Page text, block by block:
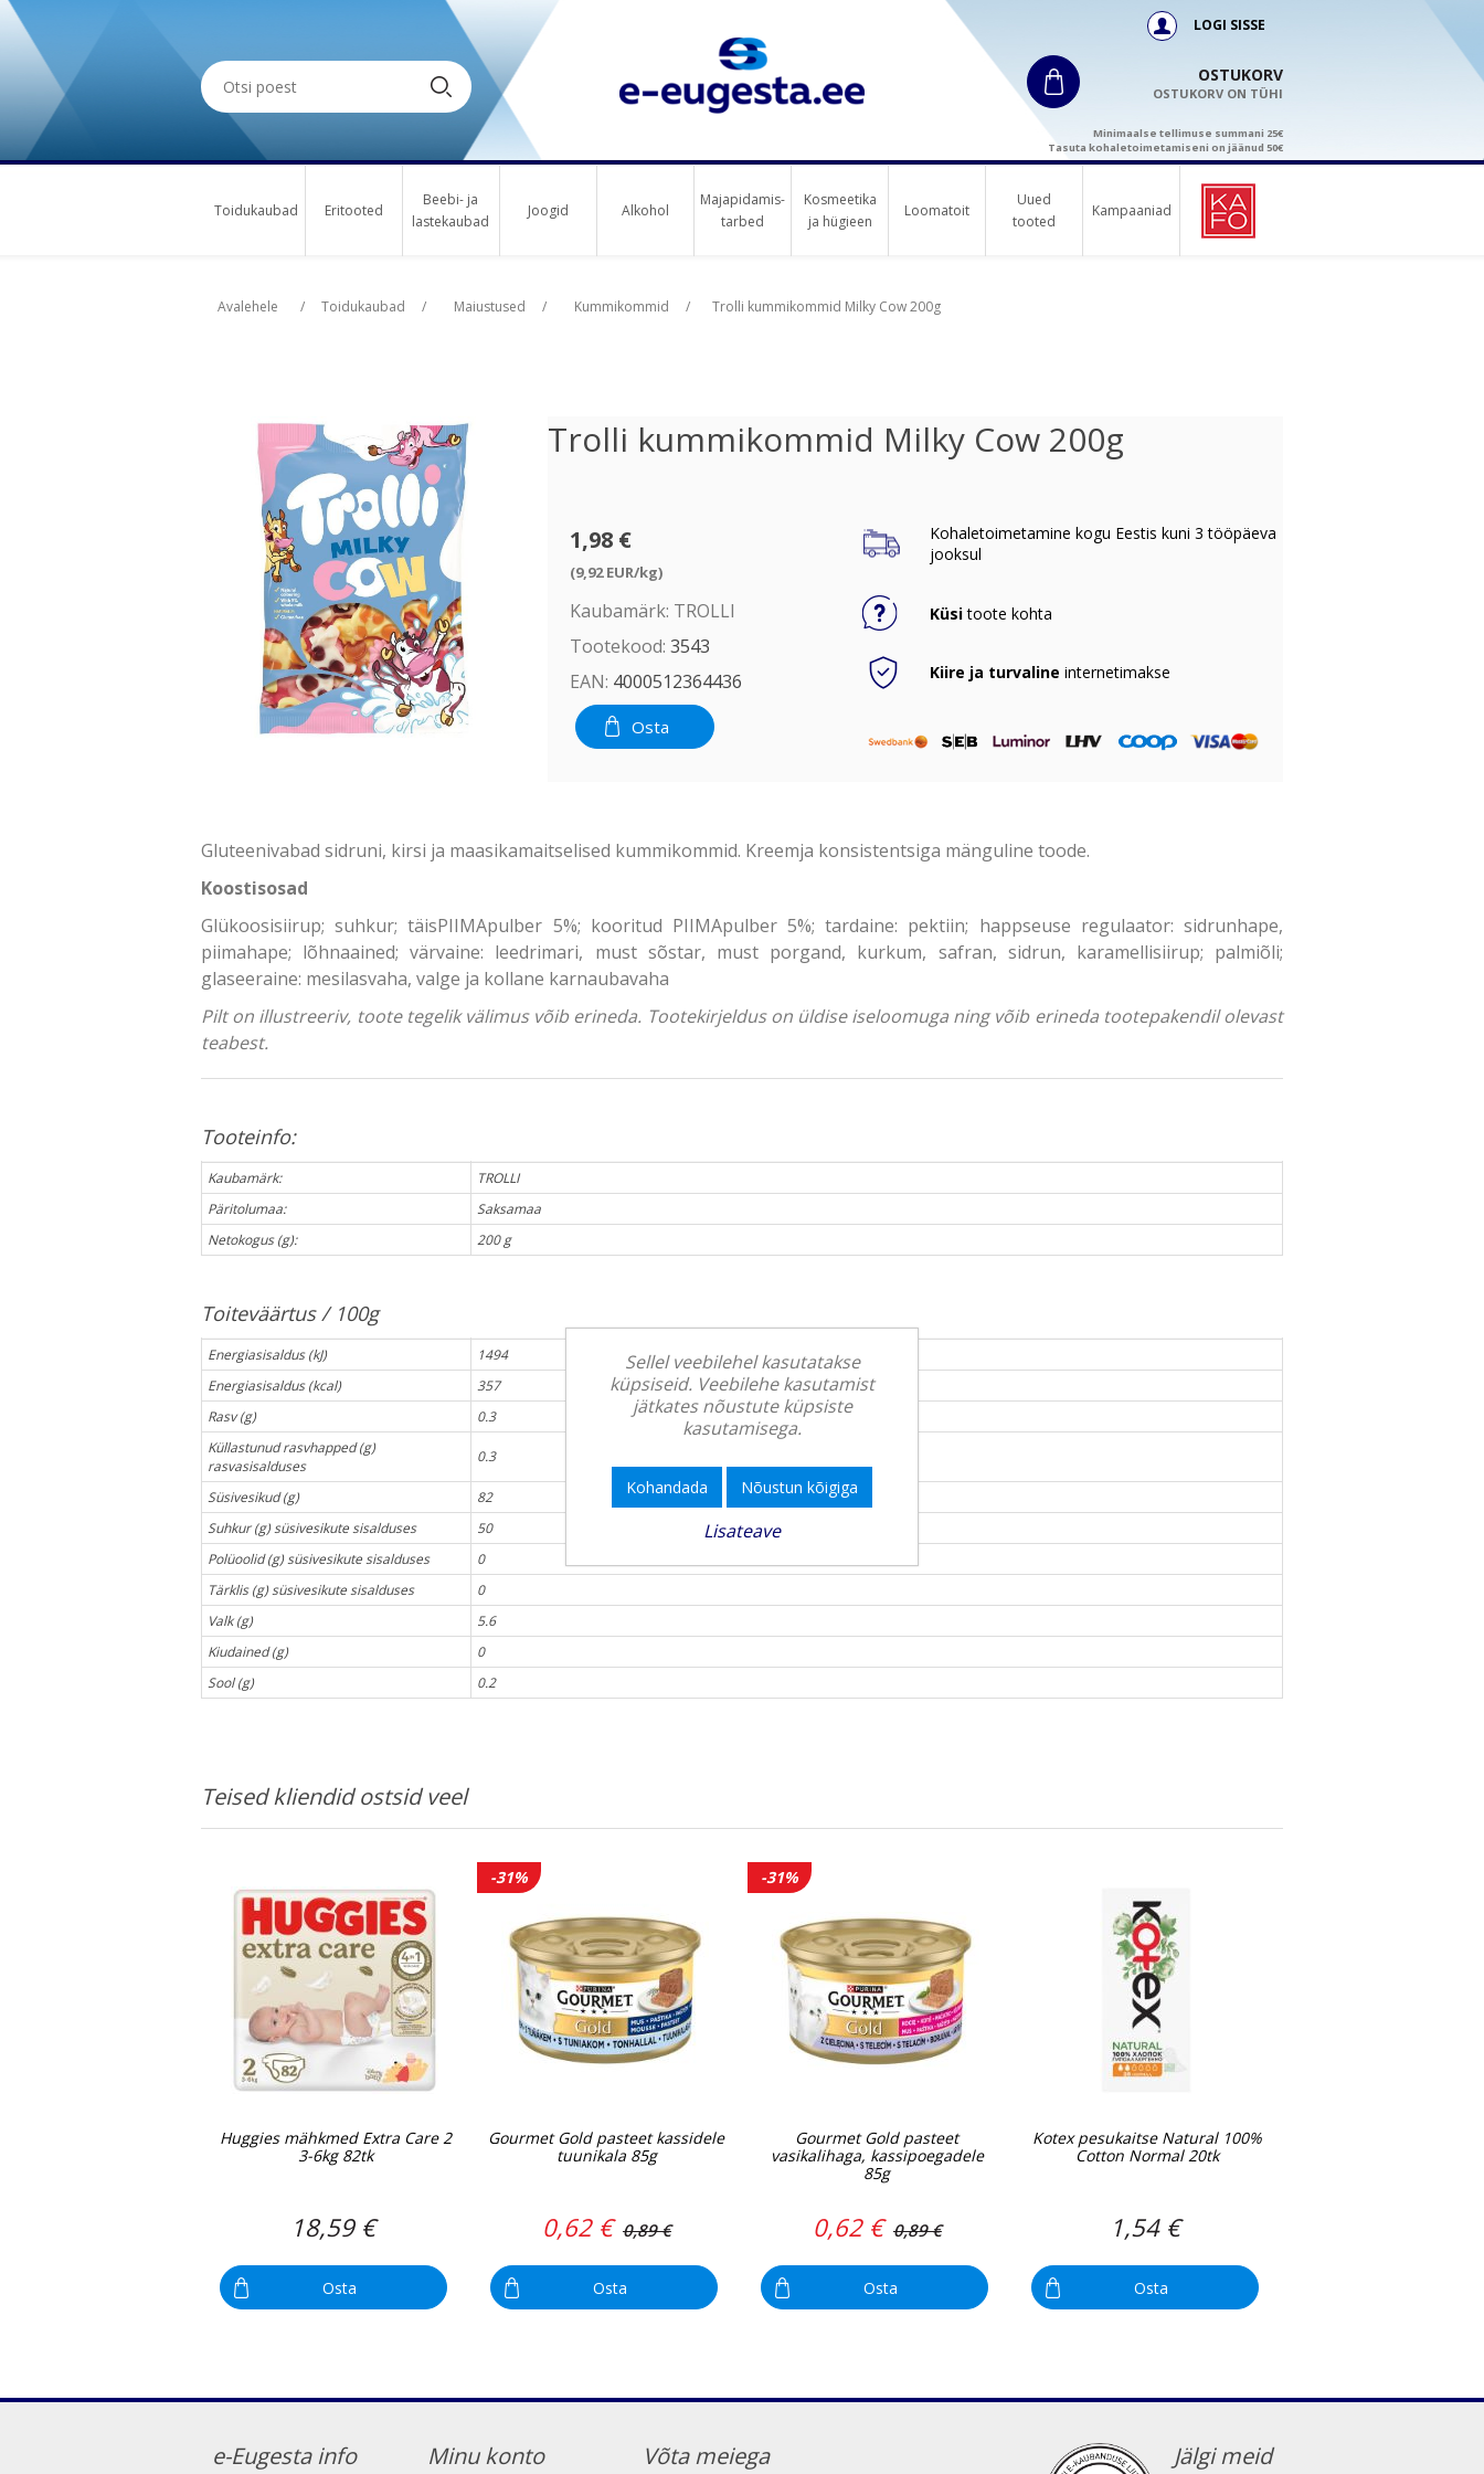
LOGI SISSE
OSTUKORV
OSTUKORV ON TÜHI
Minimaalse tellimuse summani 25€
Tasuta kohaletoimetamiseni on jäänud 50€
Toidukaubad Eritooted
Beebi- ja
lastekaubad
Joogid Alkohol
Majapidamis-
tarbed
Kosmeetika
ja hügieen
Loomatoit
Uued
tooted
Kampaaniad
Avalehele / Toidukaubad / Maiustused / Kummikommid / Trolli kummikommid Milky Cow 200g
Trolli kummikommid Milky Cow 200g
1,98 €
(9,92 EUR/kg)
Kaubamärk: TROLLI
Tootekood: 3543
EAN: 4000512364436
Osta
Kohaletoimetamine kogu Eestis kuni 3 tööpäeva
jooksul
Küsitoote kohta
Kiire ja turvaline internetimakse
Gluteenivabad sidruni, kirsi ja maasikamaitselised kummikommid. Kreemja konsistentsiga mänguline toode.
Koostisosad
Glükoosisiirup; suhkur; täisPIIMApulber 5%; kooritud PIIMApulber 5%; tardaine: pektiin; happseuse regulaator: sidrunhape,
piimahape; lõhnaained; värvaine: leedrimari, must sõstar, must porgand, kurkum, safran, sidrun, karamellisiirup; palmiõli;
glaseeraine: mesilasvaha, valge ja kollane karnaubavaha
Pilt on illustreeriv, toote tegelik välimus võib erineda. Tootekirjeldus on üldise iseloomuga ning võib erineda tootepakendil olevast
teabest.
Tooteinfo:
Kaubamärk:
TROLLI
Päritolumaa:
Saksamaa
Netokogus (g):
200 g
Toiteväärtus / 100g
Energiasisaldus (kJ)
1494
Energiasisaldus (kcal)
357
Rasv (g)
0.3
Küllastunud rasvhapped (g)
rasvasisalduses
0.3
Süsivesikud (g)
82
Suhkur (g) süsivesikute sisalduses
50
Polüoolid (g) süsivesikute sisalduses
0
Tärklis (g) süsivesikute sisalduses
0
Valk (g)
5.6
Kiudained (g)
0
Sool (g)
0.2
Teised kliendid ostsid veel
Huggies mähkmed Extra Care 2
3-6kg 82tk
18,59 €
Osta
-31%
Gourmet Gold pasteet kassidele
tuunikala 85g
0,62 € 0,89 €
Osta
-31%
Gourmet Gold pasteet
vasikalihaga, kassipoegadele
85g
0,62 € 0,89 €
Osta
Kotex pesukaitse Natural 100%
Cotton Normal 20tk
1,54 €
Osta
e-Eugesta info Minu konto
Võta meiega
Jälgi meid
Sellel veebilehel kasutatakse
küpsiseid. Veebilehe kasutamist
jätkates nõustute küpsiste
kasutamisega.
Kohandada Nõustun kõigiga
Lisateave